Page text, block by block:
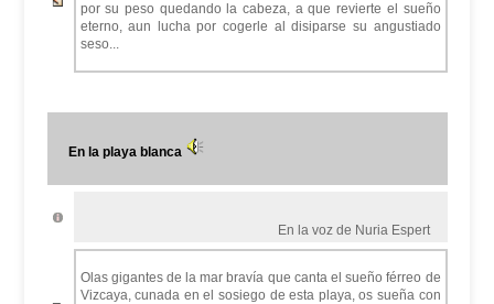
por su peso quedando la cabeza, a que revierte el sueño
eterno, aun lucha por cogerle al disiparse su angustiado
seso...
En la playa blanca
En la voz de Nuria Espert
Olas gigantes de la mar bravía que canta el sueño férreo de
Vizcaya, cunada en el sosiego de esta playa, os sueña con